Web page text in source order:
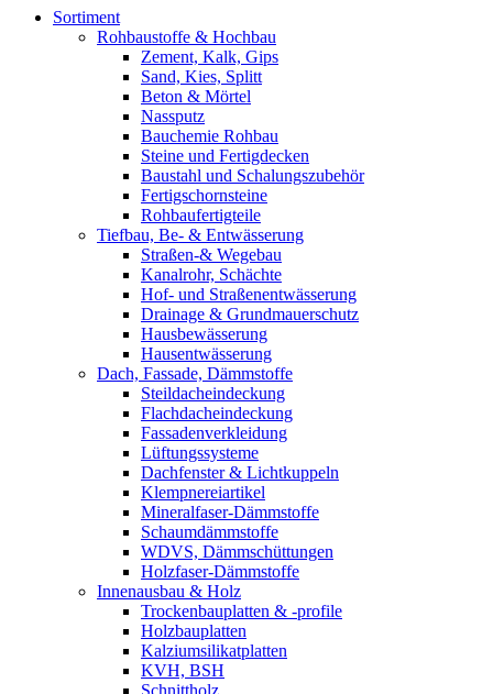
Sortiment
Rohbaustoffe & Hochbau
Zement, Kalk, Gips
Sand, Kies, Splitt
Beton & Mörtel
Nassputz
Bauchemie Rohbau
Steine und Fertigdecken
Baustahl und Schalungszubehör
Fertigschornsteine
Rohbaufertigteile
Tiefbau, Be- & Entwässerung
Straßen-& Wegebau
Kanalrohr, Schächte
Hof- und Straßenentwässerung
Drainage & Grundmauerschutz
Hausbewässerung
Hausentwässerung
Dach, Fassade, Dämmstoffe
Steildacheindeckung
Flachdacheindeckung
Fassadenverkleidung
Lüftungssysteme
Dachfenster & Lichtkuppeln
Klempnereiartikel
Mineralfaser-Dämmstoffe
Schaumdämmstoffe
WDVS, Dämmschüttungen
Holzfaser-Dämmstoffe
Innenausbau & Holz
Trockenbauplatten & -profile
Holzbauplatten
Kalziumsilikatplatten
KVH, BSH
Schnittholz